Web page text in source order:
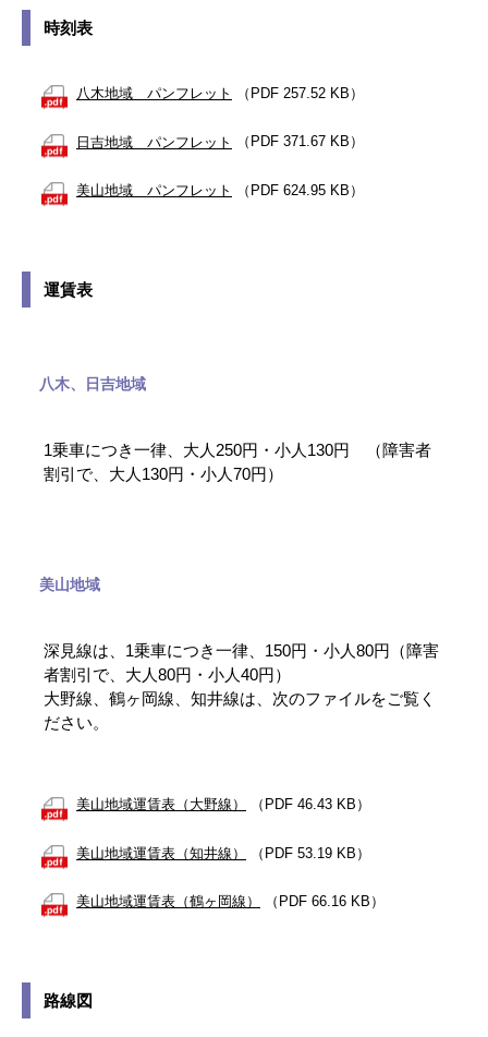
時刻表
八木地域 パンフレット （PDF 257.52 KB）
日吉地域 パンフレット （PDF 371.67 KB）
美山地域 パンフレット （PDF 624.95 KB）
運賃表
八木、日吉地域
1乗車につき一律、大人250円・小人130円 （障害者
割引で、大人130円・小人70円）
美山地域
深見線は、1乗車につき一律、150円・小人80円（障害
者割引で、大人80円・小人40円）
大野線、鶴ヶ岡線、知井線は、次のファイルをご覧く
ださい。
美山地域運賃表（大野線） （PDF 46.43 KB）
美山地域運賃表（知井線） （PDF 53.19 KB）
美山地域運賃表（鶴ヶ岡線） （PDF 66.16 KB）
路線図